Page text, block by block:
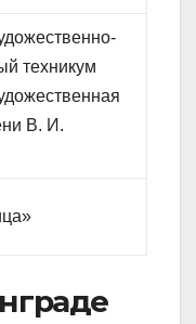
техникум
В. И.